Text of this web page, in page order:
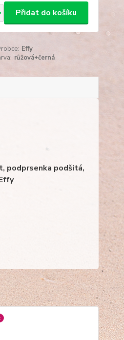
Přidat do košíku
Effy
růžová+černá
podprsenka podšitá,